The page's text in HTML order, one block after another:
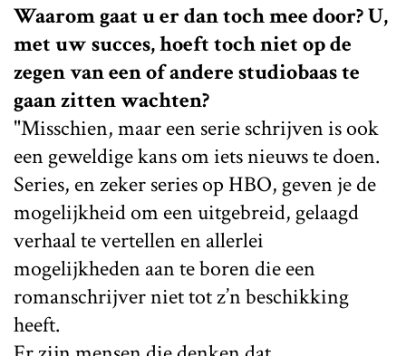
Waarom gaat u er dan toch mee door? U,
met uw succes, hoeft toch niet op de
zegen van een of andere studiobaas te
gaan zitten wachten?
"Misschien, maar een serie schrijven is ook
een geweldige kans om iets nieuws te doen.
Series, en zeker series op HBO, geven je de
mogelijkheid om een uitgebreid, gelaagd
verhaal te vertellen en allerlei
mogelijkheden aan te boren die een
romanschrijver niet tot z’n beschikking
heeft.